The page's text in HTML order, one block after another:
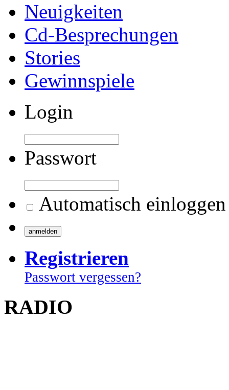
Neuigkeiten
Cd-Besprechungen
Stories
Gewinnspiele
Login
Passwort
Automatisch einloggen
Registrieren
Passwort vergessen?
RADIO